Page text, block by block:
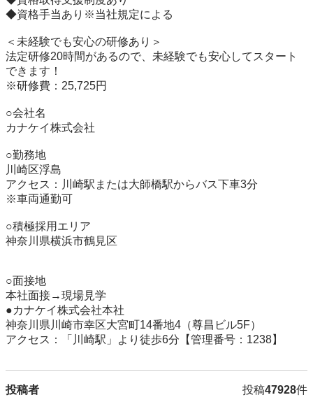
◆資格手当あり※当社規定による
＜未経験でも安心の研修あり＞
法定研修20時間があるので、未経験でも安心してスタート
できます！
※研修費：25,725円
○会社名
カナケイ株式会社
○勤務地
川崎区浮島
アクセス：川崎駅または大師橋駅からバス下車3分
※車両通勤可
○積極採用エリア
神奈川県横浜市鶴見区
○面接地
本社面接→現場見学
●カナケイ株式会社本社
神奈川県川崎市幸区大宮町14番地4（尊昌ビル5F）
アクセス：「川崎駅」より徒歩6分【管理番号：1238】
投稿者 投稿47928件